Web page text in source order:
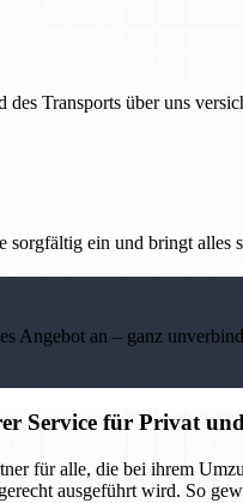
Transports über uns
ein und bringt alles
Angebot an – ganz
Service für Privat
für alle, die bei ihrem
ausgeführt wird. So